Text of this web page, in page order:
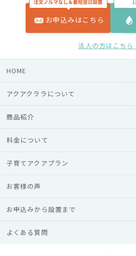
アクアスリム Sは、卓上設置などに
な場所にもコンパクトに収まり置き場
カラーはベーシックなホワイトです。
お申込みはこちら
法人の方はこち
HOME
アクアクララについて
商品紹介
料金について
子育てアクアプラン
お客様の声
お申込みから設置まで
よくある質問